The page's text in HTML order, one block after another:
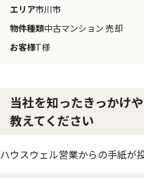
エリア市川市
物件種類中古マンション 売却
お客様T様
当社を知ったきっかけ
教えてください
ハウスウェル営業からの手紙が